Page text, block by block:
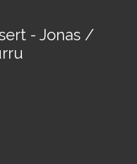
- Jonas /